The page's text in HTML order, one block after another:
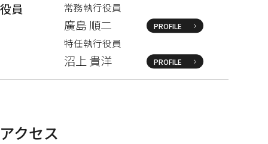
役員 常務執行役員
廣島 順二 PROFILE
特任執行役員
沼上 貴洋 PROFILE
アクセス